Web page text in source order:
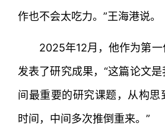
作也不会太吃力。”王海港说。
2025年12月，他作为第
发表了研究成果，“这篇论文
间最重要的研究课题，从构思
时间，中间多次推倒重来。”